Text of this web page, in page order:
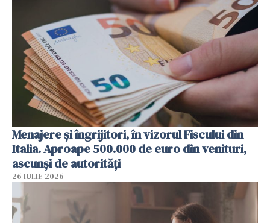
Menajere și îngrijitori, în vizorul Fiscului din
Italia. Aproape 500.000 de euro din venituri,
ascunși de autorități
26 IULIE 2026